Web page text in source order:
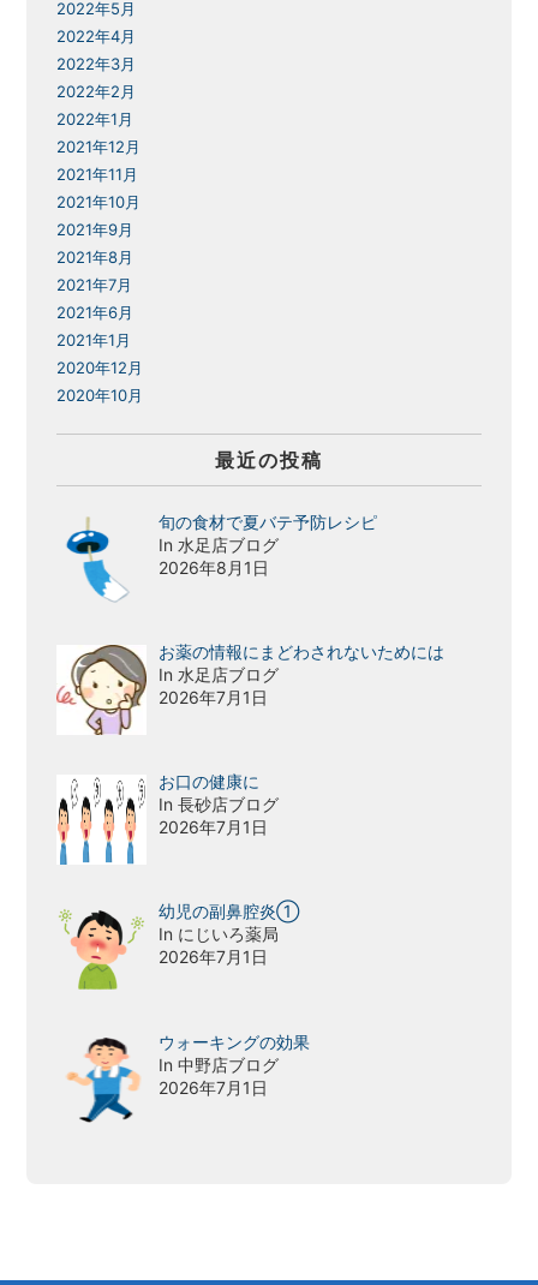
2022年5月
2022年4月
2022年3月
2022年2月
2022年1月
2021年12月
2021年11月
2021年10月
2021年9月
2021年8月
2021年7月
2021年6月
2021年1月
2020年12月
2020年10月
最近の投稿
旬の食材で夏バテ予防レシピ
In 水足店ブログ
2026年8月1日
お薬の情報にまどわされないためには
In 水足店ブログ
2026年7月1日
お口の健康に
In 長砂店ブログ
2026年7月1日
幼児の副鼻腔炎①
In にじいろ薬局
2026年7月1日
ウォーキングの効果
In 中野店ブログ
2026年7月1日